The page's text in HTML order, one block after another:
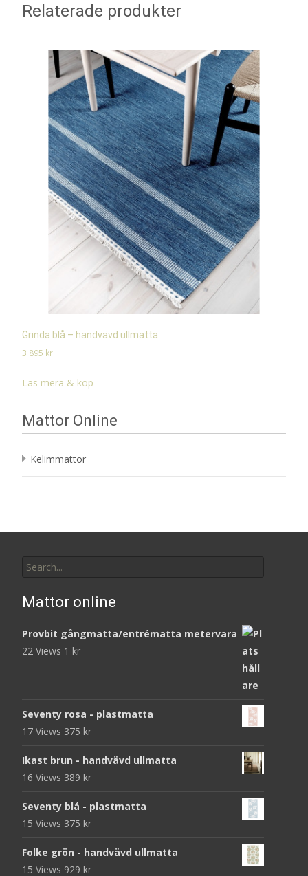
Relaterade produkter
Grinda blå – handvävd ullmatta
3 895 kr
Läs mera & köp
Mattor Online
Kelimmattor
for:
Mattor online
Provbit gångmatta/entrématta metervara
22 Views 1 kr
Seventy rosa - plastmatta
17 Views 375 kr
Ikast brun - handvävd ullmatta
16 Views 389 kr
Seventy blå - plastmatta
15 Views 375 kr
Folke grön - handvävd ullmatta
15 Views 929 kr